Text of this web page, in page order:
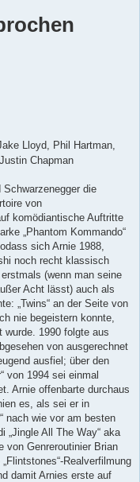
Lloyd, Phil Hartman,
Chapman
Schwarzenegger die
von
komödiantische Auftritte
„Phantom Kommando“
sich Arnie 1988,
noch recht klassisch
(wenn man seine
Acht lässt) auch als
„Twins“ an der Seite von
nie begeistern konnte,
wurde. 1990 folgte aus
von ausgerechnet
ausfiel; über den
von 1994 sei einmal
Arnie offenbarte durchaus
es, als sei er in
nach wie vor am besten
„Jingle All The Way“ aka
von Genreroutinier Brian
Realverfilmung
damit Arnies erste auf